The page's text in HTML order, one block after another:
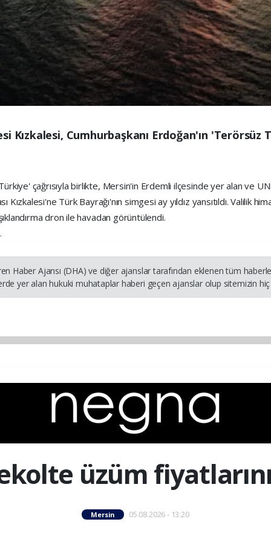
Kızkalesi, Cumhurbaşkanı Erdoğan'ın 'Terörsüz
çağrısıyla birlikte, Mersin'in Erdemli ilçesinde yer alan ve
Türk Bayrağı'nın simgesi ay yıldız yansıtıldı. Valilik
dron ile havadan görüntülendi.
Haber Ajansı (DHA) ve diğer ajanslar tarafından eklenen tüm
yer alan hukuki muhataplar haberi geçen ajanslar olup sitemizin
üzüm
Mersin 05.08.2026 - 13:20